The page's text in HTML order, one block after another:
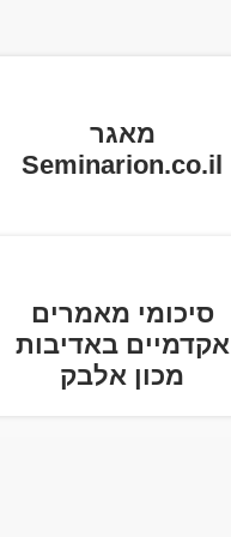
מאגר
Seminarion.co.il
סיכומי מאמרים
אקדמיים באדיבות
מכון אלבק